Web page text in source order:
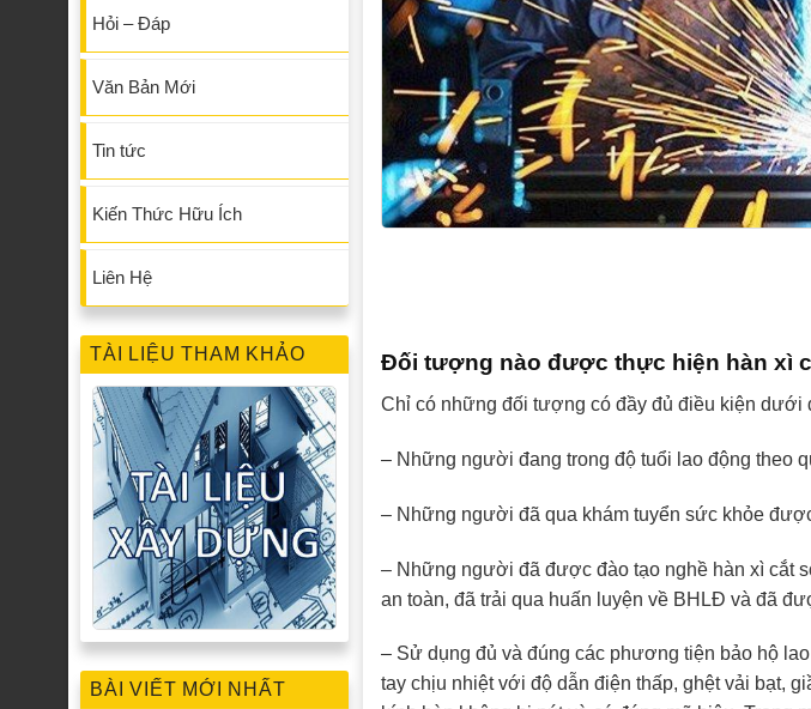
Hỏi – Đáp
Văn Bản Mới
Tin tức
Kiến Thức Hữu Ích
Liên Hệ
TÀI LIỆU THAM KHẢO
BÀI VIẾT MỚI NHẤT
Đối tượng nào được thực hiện hàn xì
Chỉ có những đối tượng có đầy đủ điều kiện
– Những người đang trong độ tuổi lao động theo
– Những người đã qua khám tuyển sức khỏe
– Những người đã được đào tạo nghề hàn xì cắt
an toàn, đã trải qua huấn luyện về BHLĐ và đã
– Sử dụng đủ và đúng các phương tiện bảo hộ
tay chịu nhiệt với độ dẫn điện thấp, ghệt vải bạt,